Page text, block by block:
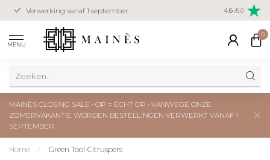
Verwerking vanaf 1 september Closing Sale
4.6 /5.0
MENU
0
MAINÈS CLOSING SALE • OP = ÉCHT OP • VANWEGE ONZE
ZOMERVAKANTIE WORDEN BESTELLINGEN VERWERKT VANAF 1
SEPTEMBER
Home / Green Tool Citruspers